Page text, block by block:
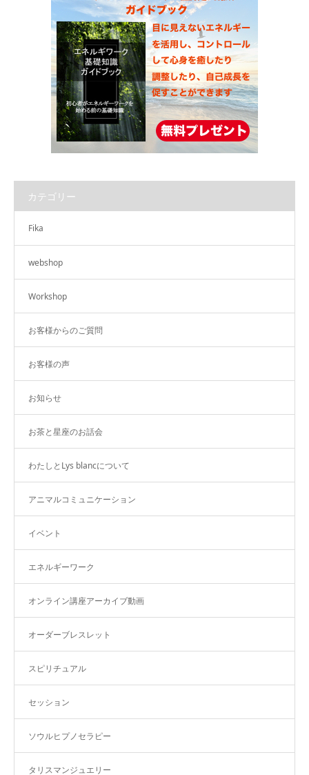
カテゴリー
Fika
webshop
Workshop
お客様からのご質問
お客様の声
お知らせ
お茶と星座のお話会
わたしとLys blancについて
アニマルコミュニケーション
イベント
エネルギーワーク
オンライン講座アーカイブ動画
オーダーブレスレット
スピリチュアル
セッション
ソウルヒプノセラピー
タリスマンジュエリー